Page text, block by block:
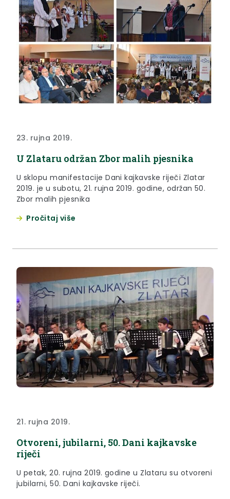
23. rujna 2019.
U Zlataru održan Zbor malih pjesnika
U sklopu manifestacije Dani kajkavske riječi Zlatar
2019. je u subotu, 21. rujna 2019. godine, održan 50.
Zbor malih pjesnika
Pročitaj više
21. rujna 2019.
Otvoreni, jubilarni, 50. Dani kajkavske
riječi
U petak, 20. rujna 2019. godine u Zlataru su otvoreni
jubilarni, 50. Dani kajkavske riječi.